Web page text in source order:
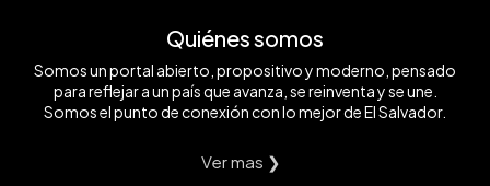
Quiénes somos
Somos un portal abierto, propositivo y moderno, pensado
para reflejar a un país que avanza, se reinventa y se une.
Somos el punto de conexión con lo mejor de El Salvador.
Ver mas ❯